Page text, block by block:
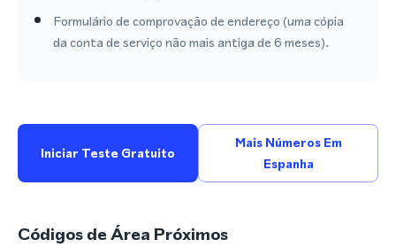
Formulário de comprovação de endereço (uma cópia
da conta de serviço não mais antiga de 6 meses).
Iniciar Teste Gratuito
Mais Números Em
Espanha
Códigos de Área Próximos